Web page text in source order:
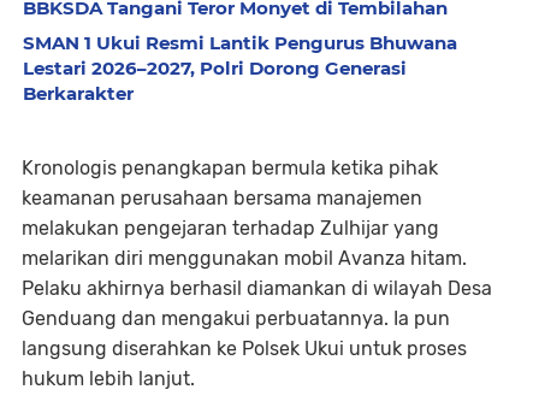
BBKSDA Tangani Teror Monyet di Tembilahan
SMAN 1 Ukui Resmi Lantik Pengurus Bhuwana
Lestari 2026–2027, Polri Dorong Generasi
Berkarakter
Kronologis penangkapan bermula ketika pihak
keamanan perusahaan bersama manajemen
melakukan pengejaran terhadap Zulhijar yang
melarikan diri menggunakan mobil Avanza hitam.
Pelaku akhirnya berhasil diamankan di wilayah Desa
Genduang dan mengakui perbuatannya. Ia pun
langsung diserahkan ke Polsek Ukui untuk proses
hukum lebih lanjut.